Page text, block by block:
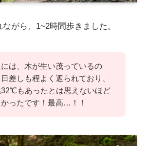
がら、1~2時間歩きました。
には、木が生い茂っているの
差しも程よく遮られており、
もあったとは思えないほど
ったです！最高…！！